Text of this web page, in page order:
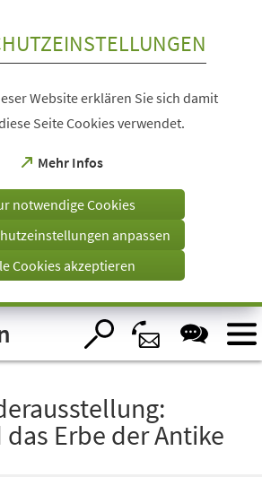
Website erklären Sie sich damit
Seite Cookies verwendet.
Mehr Infos
(Öffnet
einem
Tab)
notwendige Cookies
anpassen
Cookies akzeptieren
Erbe der Antike